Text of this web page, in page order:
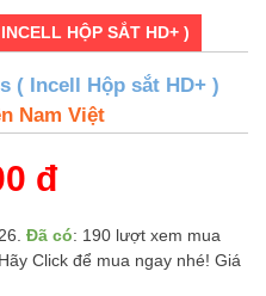
HỘP SẮT HD+ )
( Incell Hộp sắt HD+ )
Nam Việt
đ
Đã có: 190 lượt xem mua
Hãy Click để mua ngay nhé! Giá